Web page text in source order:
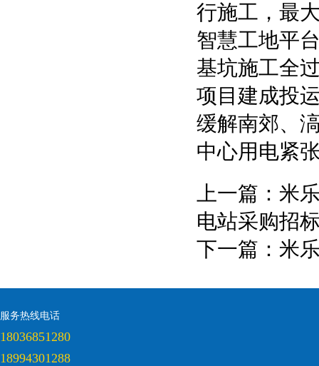
行施工，最
智慧工地平
基坑施工全
项目建成投
缓解南郊、
中心用电紧
上一篇： 米
电站采购招
下一篇： 米
服务热线电话
18036851280
18994301288